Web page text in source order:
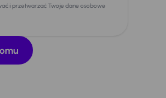
i przetwarzać Twoje dane osobowe